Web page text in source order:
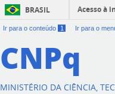
BRASIL Acesso à
Ir para o conteúdo 1 Ir para o
CNPq
MINISTÉRIO DA CIÊNCIA,